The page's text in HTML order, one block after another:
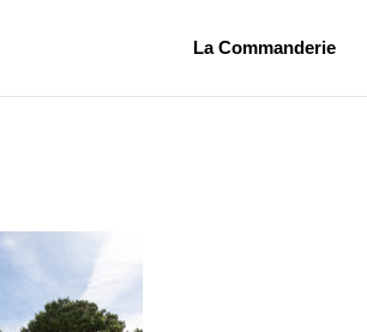
La Commanderie